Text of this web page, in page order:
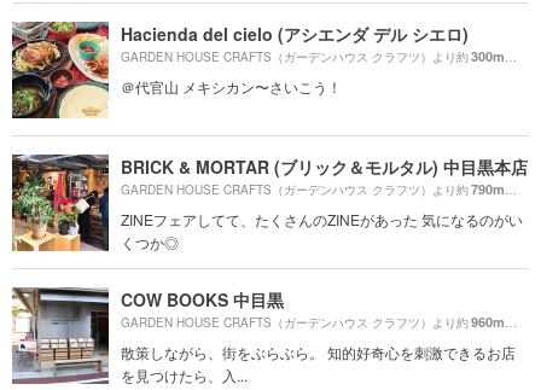
Hacienda del cielo (アシエンダ デル シエロ)
GARDEN HOUSE CRAFTS（ガーデンハウス クラフツ）より約300m （徒
＠代官山 メキシカン〜さいこう！
BRICK & MORTAR (ブリック＆モルタル) 中目黒本店
GARDEN HOUSE CRAFTS（ガーデンハウス クラフツ）より約790m （徒
ZINEフェアしてて、たくさんのZINEがあった 気になるのがい
くつか◎
COW BOOKS 中目黒
GARDEN HOUSE CRAFTS（ガーデンハウス クラフツ）より約960m （徒
散策しながら、街をぶらぶら。 知的好奇心を刺激できるお店
を見つけたら、入...